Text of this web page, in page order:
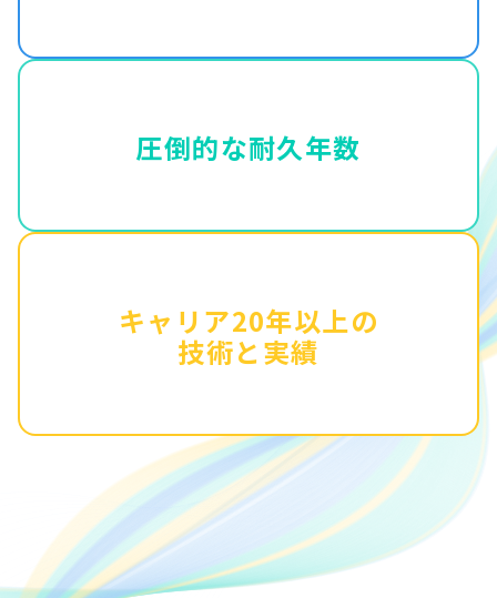
圧倒的な耐久年数
キャリア20年以上の
技術と実績